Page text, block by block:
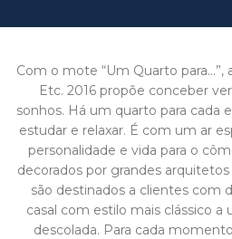
Com o mote “Um Quarto para…”,
Etc. 2016 propõe conceber
sonhos. Há um quarto para cada
estudar e relaxar. É com um ar
personalidade e vida para o
decorados por grandes
são destinados a clientes com
casal com estilo mais clássico
descolada. Para cada